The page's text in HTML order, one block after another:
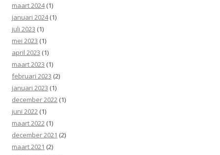
maart 2024(1)
januari 2024(1)
juli 2023 (1)
mei 2023 (1)
april 2023 (1)
maart 2023 (1)
februari 2023 (2)
januari 2023 (1)
december 2022 (1)
juni 2022 (1)
maart 2022 (1)
december 2021 (2)
maart 2021 (2)